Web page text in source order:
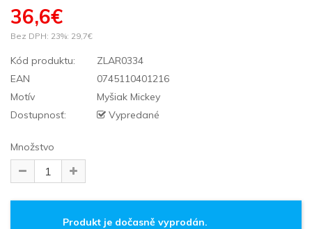
36,6€
Bez DPH: 23%: 29,7€
Kód produktu:
ZLAR0334
EAN
0745110401216
Motív
Myšiak Mickey
Dostupnosť:
Vypredané
Množstvo
Produkt je dočasně vyprodán.